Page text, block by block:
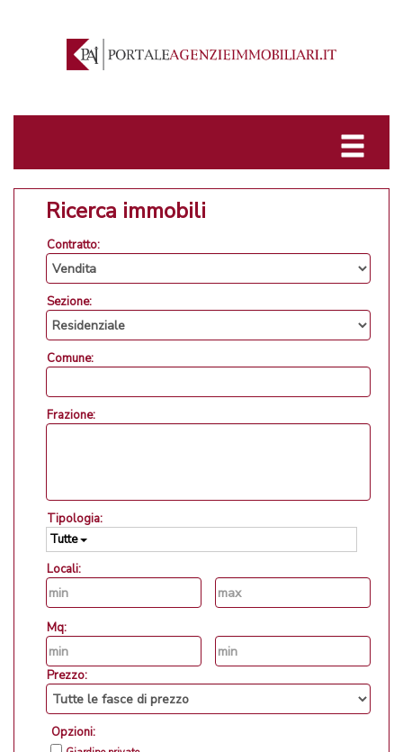
Ricerca immobili
Contratto:
Sezione:
Comune:
Frazione:
Tipologia:
Tutte
Locali:
Mq:
Prezzo:
Opzioni: